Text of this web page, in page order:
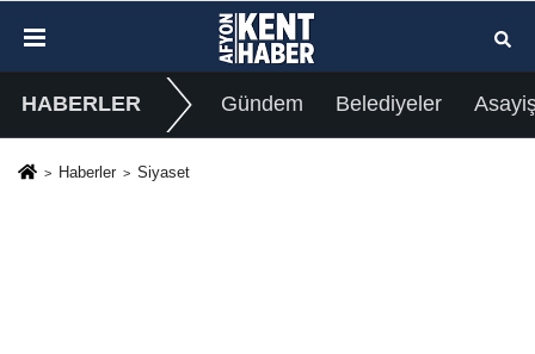
HABERLER Gündem Belediyeler
Haberler Siyaset